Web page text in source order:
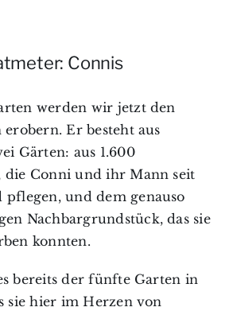
Connis
werden wir jetzt den
Er besteht aus
Gärten: aus 1.600
die Conni und ihr Mann seit
pflegen, und dem genauso
Nachbargrundstück, das sie
konnten.
bereits der fünfte Garten in
sie hier im Herzen von